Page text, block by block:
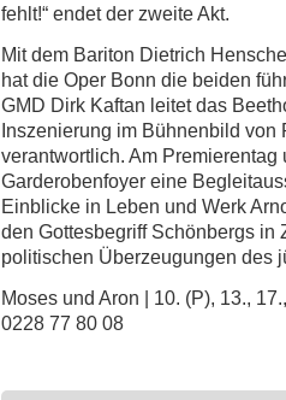
fehlt!“ endet der zweite Akt.
Mit dem Bariton Dietrich
hat die Oper Bonn die beiden
GMD Dirk Kaftan leitet das
Inszenierung im Bühnenbild
verantwortlich. Am Premierentag
Garderobenfoyer eine
Einblicke in Leben und Werk
den Gottesbegriff Schönbergs in
politischen Überzeugungen des
Moses und Aron | 10. (P), 13.,
0228 77 80 08